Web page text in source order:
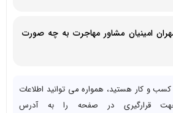
امینیان مشاور مهاجرت به چه صورت
و کار هستید، همواره می توانید اطلاعات
قرارگیری در صفحه را به آدرس